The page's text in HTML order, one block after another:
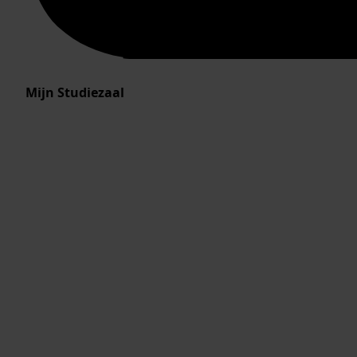
Mijn Studiezaal